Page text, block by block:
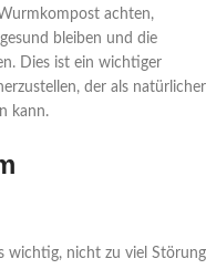
achten,
bleiben und die
Dies ist ein wichtiger
der als natürlicher
kann.
wichtig, nicht zu viel Störung